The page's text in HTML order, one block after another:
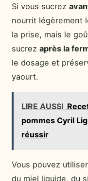
Si vous sucrez
nourrit légèrement
la prise, mais le
sucrez après la
le dosage et
yaourt.
LIRE AUSSI
pommes Cyril
réussir
Vous pouvez
du miel liquide, du